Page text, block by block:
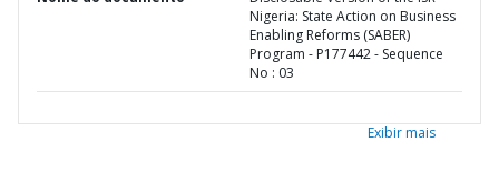
Nigeria: State Action on Business
Enabling Reforms (SABER)
Program - P177442 - Sequence
No : 03
Exibir mais